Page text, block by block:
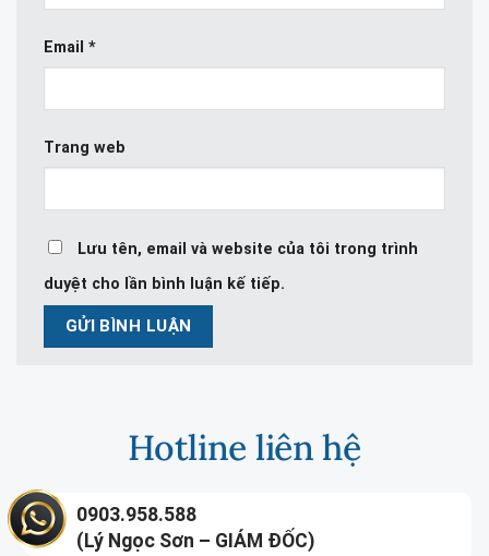
Email *
Trang web
Lưu tên, email và website của tôi trong trình
duyệt cho lần bình luận kế tiếp.
Hotline liên hệ
0903.958.588
(Lý Ngọc Sơn – GIÁM ĐỐC)